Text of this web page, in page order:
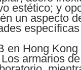
estético; y
un aspecto
Hong
armarios